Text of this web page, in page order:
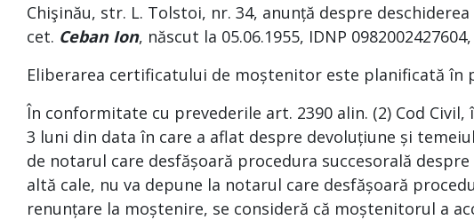
Chişinău, str. L. Tolstoi, nr. 34, anunță despre
cet. Ceban Ion, născut la 05.06.1955, IDNP
Eliberarea certificatului de moștenitor este planificată în
În conformitate cu prevederile art. 2390 alin. (2) Cod
3 luni din data în care a aflat despre devoluțiune și
de notarul care desfășoară procedura succesorală
altă cale, nu va depune la notarul care desfășoară
renunțare la moștenire, se consideră că moștenitorul a